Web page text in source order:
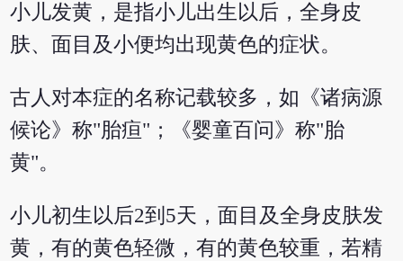
小儿发黄，是指小儿出生以后，全身皮
肤、面目及小便均出现黄色的症状。
古人对本症的名称记载较多，如《诸病源
候论》称"胎疸"；《婴童百问》称"胎
黄"。
小儿初生以后2到5天，面目及全身皮肤发
黄，有的黄色轻微，有的黄色较重，若精